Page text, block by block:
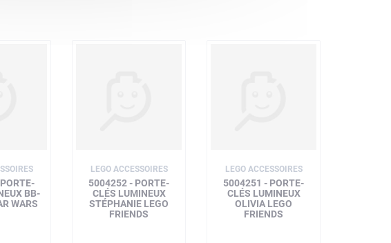
BB-
WARS
LEGO ACCESSOIRES
5004252 - PORTE-
CLÉS LUMINEUX
STÉPHANIE LEGO
FRIENDS
LEGO ACCESSOIRES
5004251 - PORTE-
CLÉS LUMINEUX
OLIVIA LEGO
FRIENDS